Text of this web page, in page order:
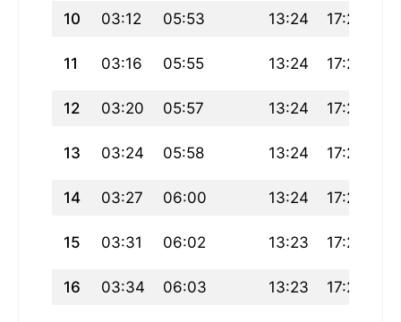
10 03:12 05:53 13:24 17:29
11 03:16 05:55 13:24 17:28
12 03:20 05:57 13:24 17:27
13 03:24 05:58 13:24 17:26
14 03:27 06:00 13:24 17:25
15 03:31 06:02 13:23 17:24
16 03:34 06:03 13:23 17:22